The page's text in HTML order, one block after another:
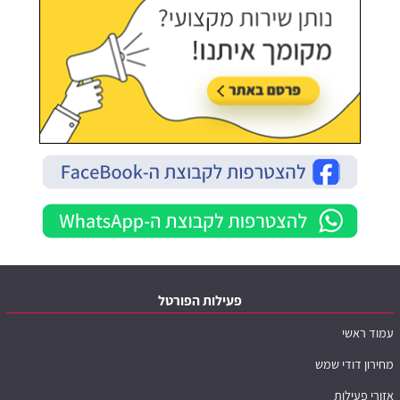
פעילות הפורטל
עמוד ראשי
מחירון דודי שמש
אזורי פעילות